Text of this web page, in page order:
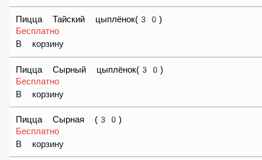
В корзину
Пицца Тайский цыплёнок(30)
Бесплатно
В корзину
Пицца Сырный цыплёнок(30)
Бесплатно
В корзину
Пицца Сырная (30)